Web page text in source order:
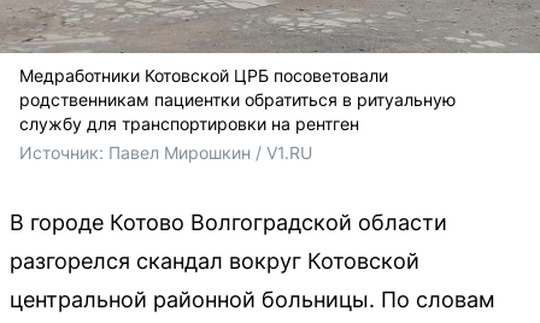
Медработники Котовской ЦРБ посоветовали
родственникам пациентки обратиться в ритуальную
службу для транспортировки на рентген
Источник: Павел Мирошкин / V1.RU
В городе Котово Волгоградской области
разгорелся скандал вокруг Котовской
центральной районной больницы. По словам